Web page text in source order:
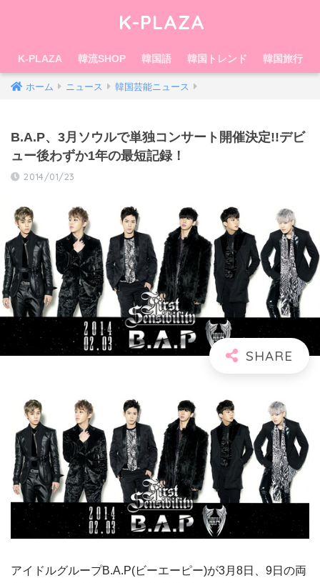
K-PLAZA
K-PLAZA 韓流SHOP 韓国語 韓国トレンド 韓国旅行
ホーム ニュース 韓国芸能ニュース
B.A.P、3月ソウルで単独コンサート開催決定!!デビ
ュー後わずか1年の最短記録！
2014/01/23
アイドルグループB.A.P(ビーエーピー)が3月8日、9日の両